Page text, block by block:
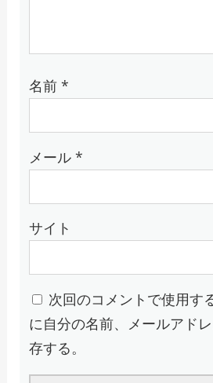
名前 *
メール *
サイト
次回のコメントで使用す
に自分の名前、メールアド
存する。